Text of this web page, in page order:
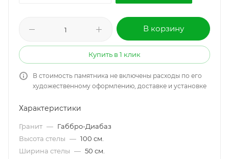
В корзину
Купить в 1 клик
В стоимость памятника не включены расходы по его
художественному оформлению, доставке и установке
Характеристики
Гранит — Габбро-Диабаз
Высота стелы — 100 см.
Ширина стелы — 50 см.